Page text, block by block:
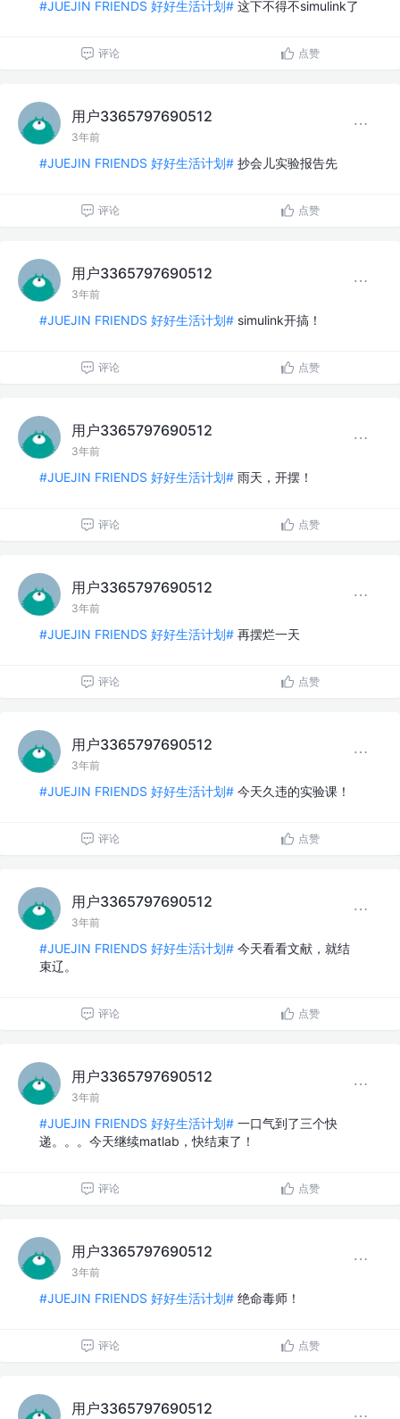
#JUEJIN FRIENDS 好好生活计划# 这下不得不simulink了
评论 点赞
用户3365797690512
3年前
#JUEJIN FRIENDS 好好生活计划# 抄会儿实验报告先
评论 点赞
用户3365797690512
3年前
#JUEJIN FRIENDS 好好生活计划# simulink开搞！
评论 点赞
用户3365797690512
3年前
#JUEJIN FRIENDS 好好生活计划# 雨天，开摆！
评论 点赞
用户3365797690512
3年前
#JUEJIN FRIENDS 好好生活计划# 再摆烂一天
评论 点赞
用户3365797690512
3年前
#JUEJIN FRIENDS 好好生活计划# 今天久违的实验课！
评论 点赞
用户3365797690512
3年前
#JUEJIN FRIENDS 好好生活计划# 今天看看文献，就结
束辽。
评论 点赞
用户3365797690512
3年前
#JUEJIN FRIENDS 好好生活计划# 一口气到了三个快
递。。。今天继续matlab，快结束了！
评论 点赞
用户3365797690512
3年前
#JUEJIN FRIENDS 好好生活计划# 绝命毒师！
评论 点赞
用户3365797690512